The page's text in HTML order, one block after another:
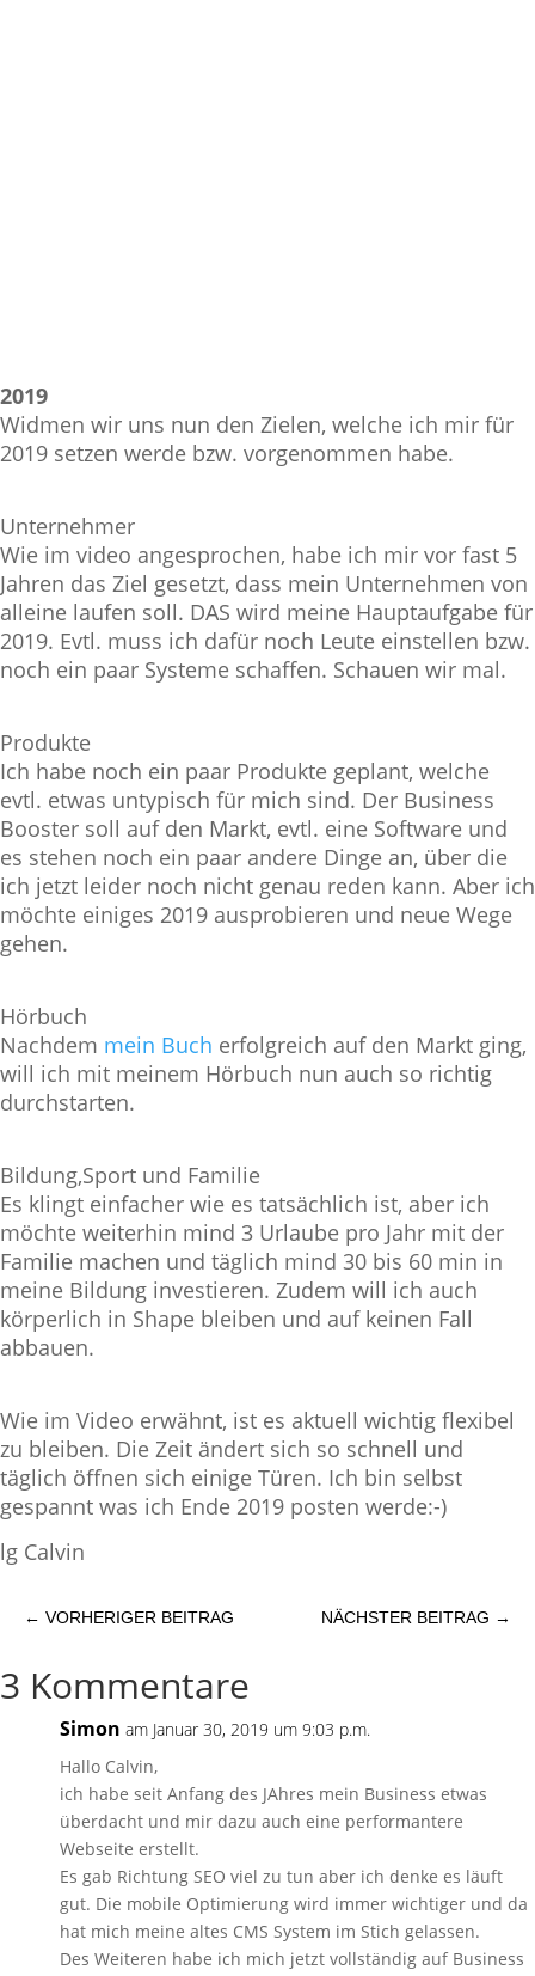
2019
Widmen wir uns nun den Zielen, welche ich mir für
2019 setzen werde bzw. vorgenommen habe.
Unternehmer
Wie im video angesprochen, habe ich mir vor fast 5
Jahren das Ziel gesetzt, dass mein Unternehmen von
alleine laufen soll. DAS wird meine Hauptaufgabe für
2019. Evtl. muss ich dafür noch Leute einstellen bzw.
noch ein paar Systeme schaffen. Schauen wir mal.
Produkte
Ich habe noch ein paar Produkte geplant, welche
evtl. etwas untypisch für mich sind. Der Business
Booster soll auf den Markt, evtl. eine Software und
es stehen noch ein paar andere Dinge an, über die
ich jetzt leider noch nicht genau reden kann. Aber ich
möchte einiges 2019 ausprobieren und neue Wege
gehen.
Hörbuch
Nachdem mein Buch erfolgreich auf den Markt ging,
will ich mit meinem Hörbuch nun auch so richtig
durchstarten.
Bildung,Sport und Familie
Es klingt einfacher wie es tatsächlich ist, aber ich
möchte weiterhin mind 3 Urlaube pro Jahr mit der
Familie machen und täglich mind 30 bis 60 min in
meine Bildung investieren. Zudem will ich auch
körperlich in Shape bleiben und auf keinen Fall
abbauen.
Wie im Video erwähnt, ist es aktuell wichtig flexibel
zu bleiben. Die Zeit ändert sich so schnell und
täglich öffnen sich einige Türen. Ich bin selbst
gespannt was ich Ende 2019 posten werde:-)
lg Calvin
← VORHERIGER BEITRAG NÄCHSTER BEITRAG →
3 Kommentare
Simon am Januar 30, 2019 um 9:03 p.m.
Hallo Calvin,
ich habe seit Anfang des JAhres mein Business etwas
überdacht und mir dazu auch eine performantere
Webseite erstellt.
Es gab Richtung SEO viel zu tun aber ich denke es läuft
gut. Die mobile Optimierung wird immer wichtiger und da
hat mich meine altes CMS System im Stich gelassen.
Des Weiteren habe ich mich jetzt vollständig auf Business